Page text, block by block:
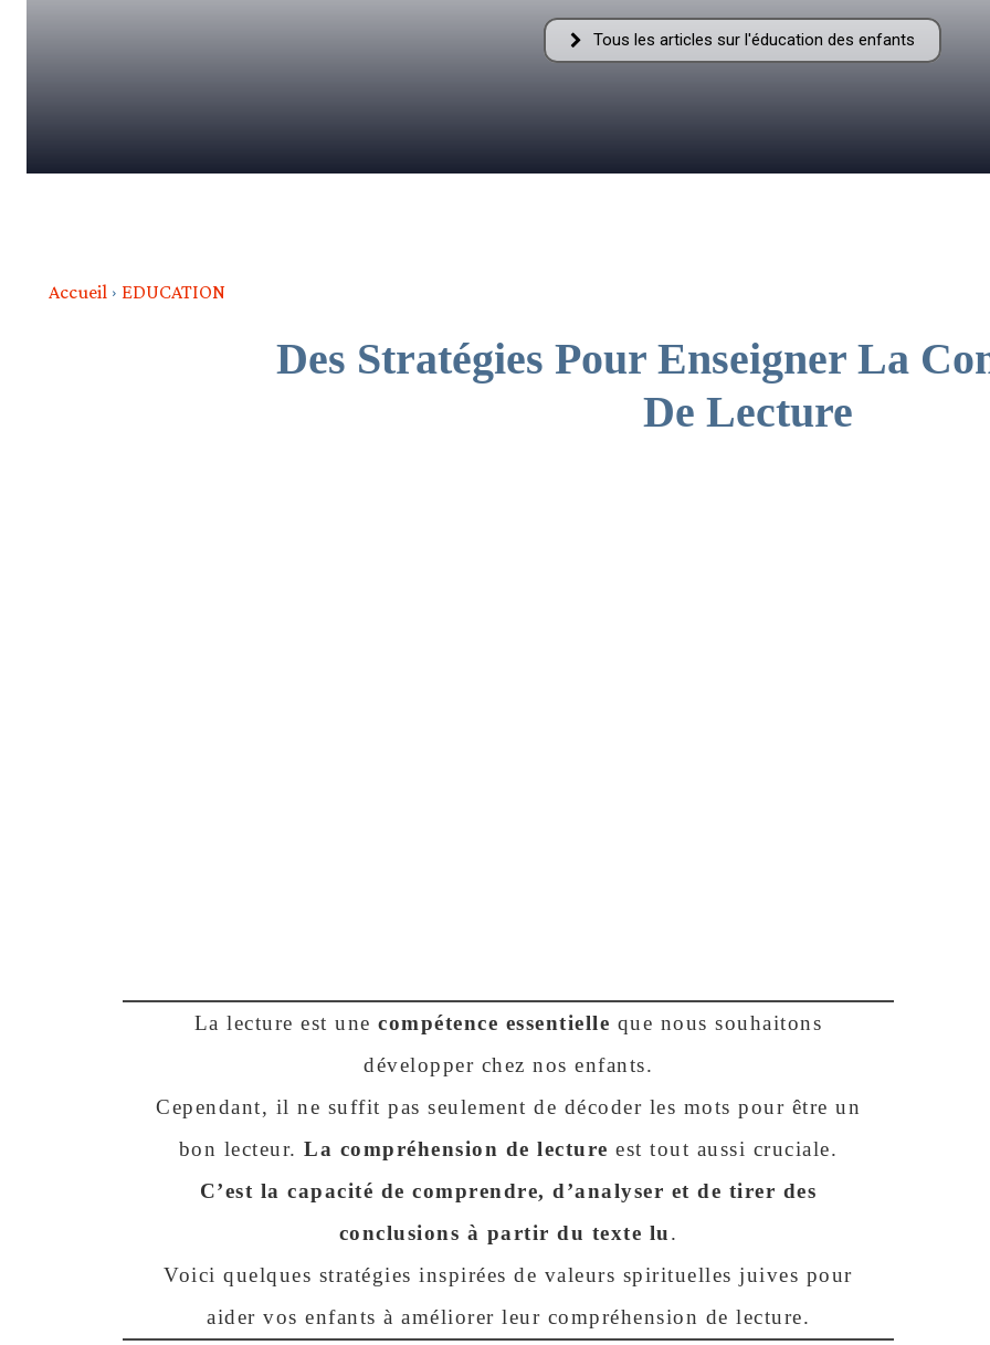
Tous les articles sur l'éducation des enfants
Accueil EDUCATION
Des Stratégies Pour Enseigner La
De Lecture
La lecture est unecompétence essentielle que nous souhaitons
développer chez nos enfants.
Cependant, il ne suffit pas seulement de décoder les mots pour être un
bon lecteur.La compréhension de lecture est tout aussi cruciale.
C’est la capacité de comprendre, d’analyser et de tirer des
conclusions à partir du texte lu.
Voici quelques stratégies inspirées de valeurs spirituelles juives pour
aider vos enfants à améliorer leur compréhension de lecture.